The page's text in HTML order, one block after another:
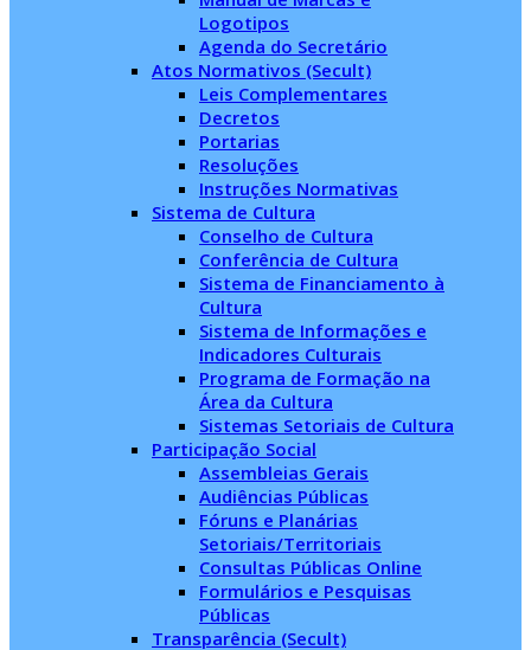
Logotipos
Agenda do Secretário
Atos Normativos (Secult)
Leis Complementares
Decretos
Portarias
Resoluções
Instruções Normativas
Sistema de Cultura
Conselho de Cultura
Conferência de Cultura
Sistema de Financiamento à
Cultura
Sistema de Informações e
Indicadores Culturais
Programa de Formação na
Área da Cultura
Sistemas Setoriais de Cultura
Participação Social
Assembleias Gerais
Audiências Públicas
Fóruns e Planárias
Setoriais/Territoriais
Consultas Públicas Online
Formulários e Pesquisas
Públicas
Transparência (Secult)